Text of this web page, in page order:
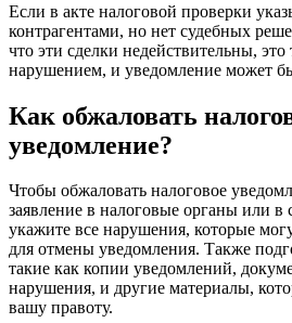
Если в акте налоговой проверки
контрагентами, но нет судебных
что эти сделки недействительны, это
нарушением, и уведомление может
Как обжаловать
уведомление?
Чтобы обжаловать налоговое
заявление в налоговые органы или в
укажите все нарушения, которые
для отмены уведомления. Также
такие как копии уведомлений,
нарушения, и другие материалы,
вашу правоту.